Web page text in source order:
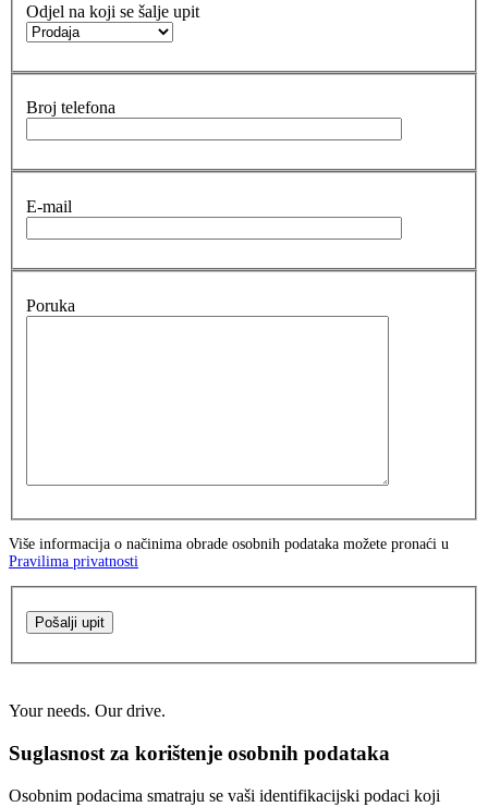
Odjel na koji se šalje upit
Broj telefona
E-mail
Poruka
Više informacija o načinima obrade osobnih podataka možete pronaći u
Pravilima privatnosti
Pošalji upit
Your needs. Our drive.
Suglasnost za korištenje osobnih podataka
Osobnim podacima smatraju se vaši identifikacijski podaci koji